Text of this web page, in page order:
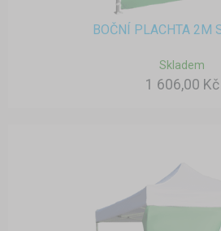
BOČNÍ PLACHTA 2M
Skladem
1 606,00 Kč